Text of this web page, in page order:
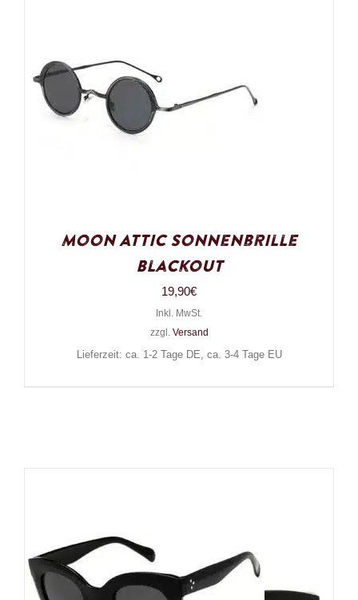
Moon Attic Sonnenbrille
Blackout
19,90€
Inkl. MwSt.
zzgl. Versand
Lieferzeit: ca. 1-2 Tage DE, ca. 3-4 Tage EU